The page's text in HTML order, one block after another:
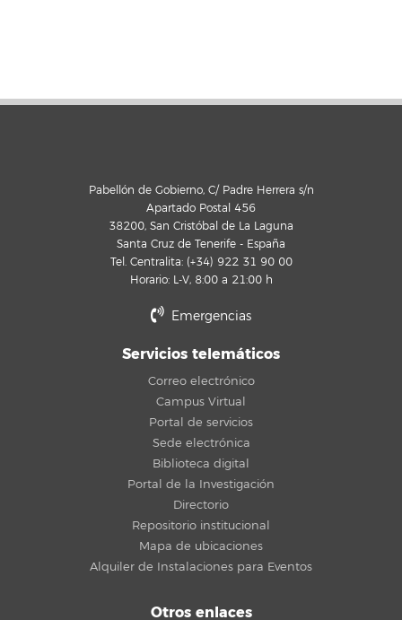
Pabellón de Gobierno, C/ Padre Herrera s/n
Apartado Postal 456
38200, San Cristóbal de La Laguna
Santa Cruz de Tenerife - España
Tel. Centralita: (+34) 922 31 90 00
Horario: L-V, 8:00 a 21:00 h
Emergencias
Servicios telemáticos
Correo electrónico
Campus Virtual
Portal de servicios
Sede electrónica
Biblioteca digital
Portal de la Investigación
Directorio
Repositorio institucional
Mapa de ubicaciones
Alquiler de Instalaciones para Eventos
Otros enlaces